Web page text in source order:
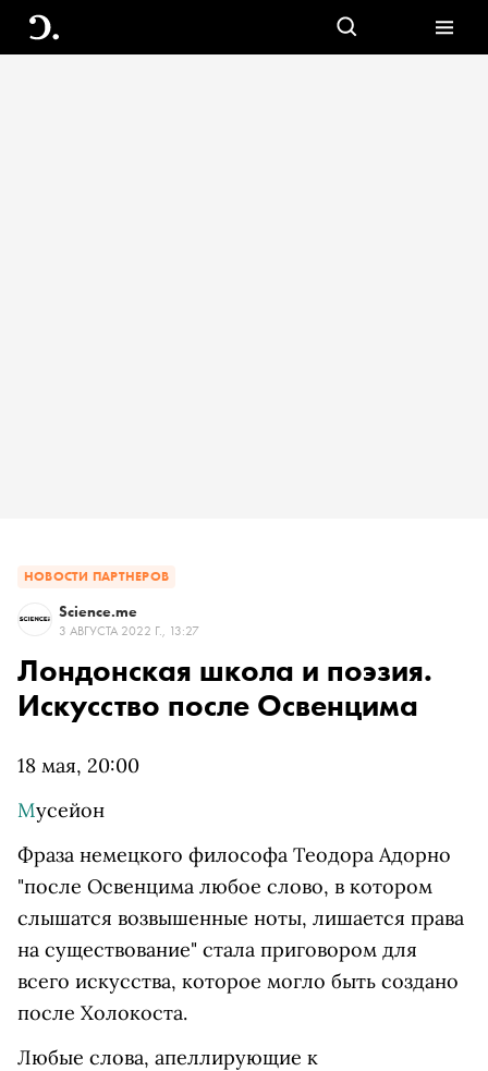
НОВОСТИ ПАРТНЕРОВ
Science.me
3 АВГУСТА 2022 Г., 13:27
Лондонская школа и поэзия.
Искусство после Освенцима
18 мая, 20:00
Мусейон
Фраза немецкого философа Теодора Адорно
"после Освенцима любое слово, в котором
слышатся возвышенные ноты, лишается права
на существование" стала приговором для
всего искусства, которое могло быть создано
после Холокоста.
Любые слова, апеллирующие к